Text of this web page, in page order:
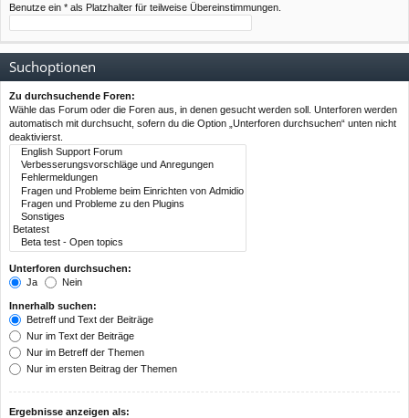
Benutze ein * als Platzhalter für teilweise Übereinstimmungen.
Suchoptionen
Zu durchsuchende Foren:
Wähle das Forum oder die Foren aus, in denen gesucht werden soll. Unterforen werden
automatisch mit durchsucht, sofern du die Option „Unterforen durchsuchen“ unten nicht
deaktivierst.
Unterforen durchsuchen:
Ja
Nein
Innerhalb suchen:
Betreff und Text der Beiträge
Nur im Text der Beiträge
Nur im Betreff der Themen
Nur im ersten Beitrag der Themen
Ergebnisse anzeigen als: